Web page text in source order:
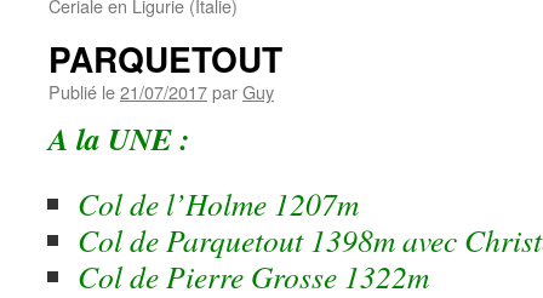
Ceriale en Ligurie (Italie)
PARQUETOUT
Publié le21/07/2017parGuy
A la UNE :
Col de l’Holme 1207m
Col de Parquetout 1398m avec
Col de Pierre Grosse 1322m